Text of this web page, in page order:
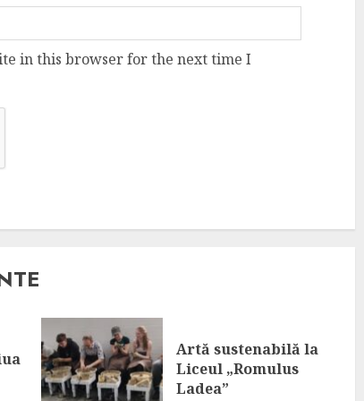
in this browser for the next time I
Artă sustenabilă la
Liceul „Romulus
Ladea”